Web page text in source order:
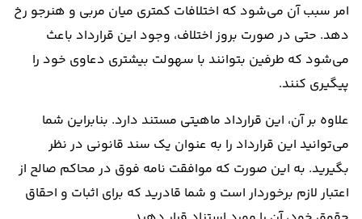
امر سبب آن می‌شود که اختلافات کمتری میان مربی و هنرجو رخ
دهد. حتی در صورت بروز اختلاف، وجود این قرارداد باعث
می‌شود که طرفین بتوانند با سهولت بیشتری دعاوی خود را
پیگیری کنند.
علاوه بر آن، این قرارداد ماهیتی مستند دارد. بنابراین شما
می‌توانید این قرارداد را به عنوان یک سند قانونی در نظر
بگیرید. به این صورت که موافقت نامه فوق در محاکم صالح از
اعتبار لازم برخوردار است و شما قادرید که برای اثبات و احقاق